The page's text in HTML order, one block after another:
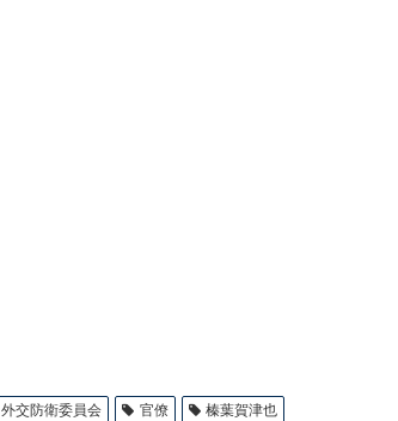
外交防衛委員会 官僚 榛葉賀津也